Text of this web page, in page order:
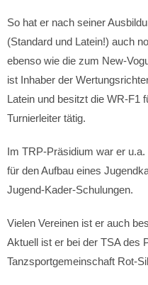
So hat er nach seiner
(Standard und Latein!) auch
ebenso wie die zum New-
ist Inhaber der
Latein und besitzt die WR-F1
Turnierleiter tätig.
Im TRP-Präsidium war er
für den Aufbau eines
Jugend-Kader-Schulungen.
Vielen Vereinen ist er auch
Aktuell ist er bei der TSA des
Tanzsportgemeinschaft Rot-